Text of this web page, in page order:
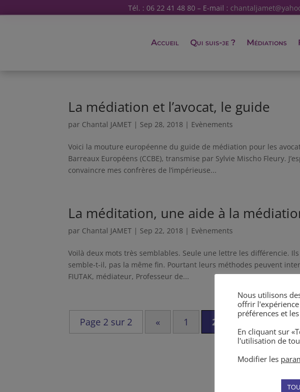
Tél. : 06 22 41 48 80 – E-mail :
Accueil Qui suis-je ? Médiations
La médiation et l’avocat, le guide
par Chantal JAMET | Sep 28, 2018 | Evènements
Voici la mouture européenne du guide de médiation pour les
Barreaux Européens (CCBE), transmise par Sylvie Mischo Fleury.
convaincre mes confrères de l’impérieuse...
La méditation, une aide à la
par Chantal JAMET | Sep 22, 2018 | Evènements
Voilà deux mots très semblables. Seule une lettre les différencie.
semble-t-il, pas la même fin. Pourtant leurs méthodes peuvent
FIUTAK, médiateur, Professeur de...
Page 2 sur 2 « 1 2
Nous utilisons
offrir
préférences et
En cliquant sur
l'utilisation de
Modifier les